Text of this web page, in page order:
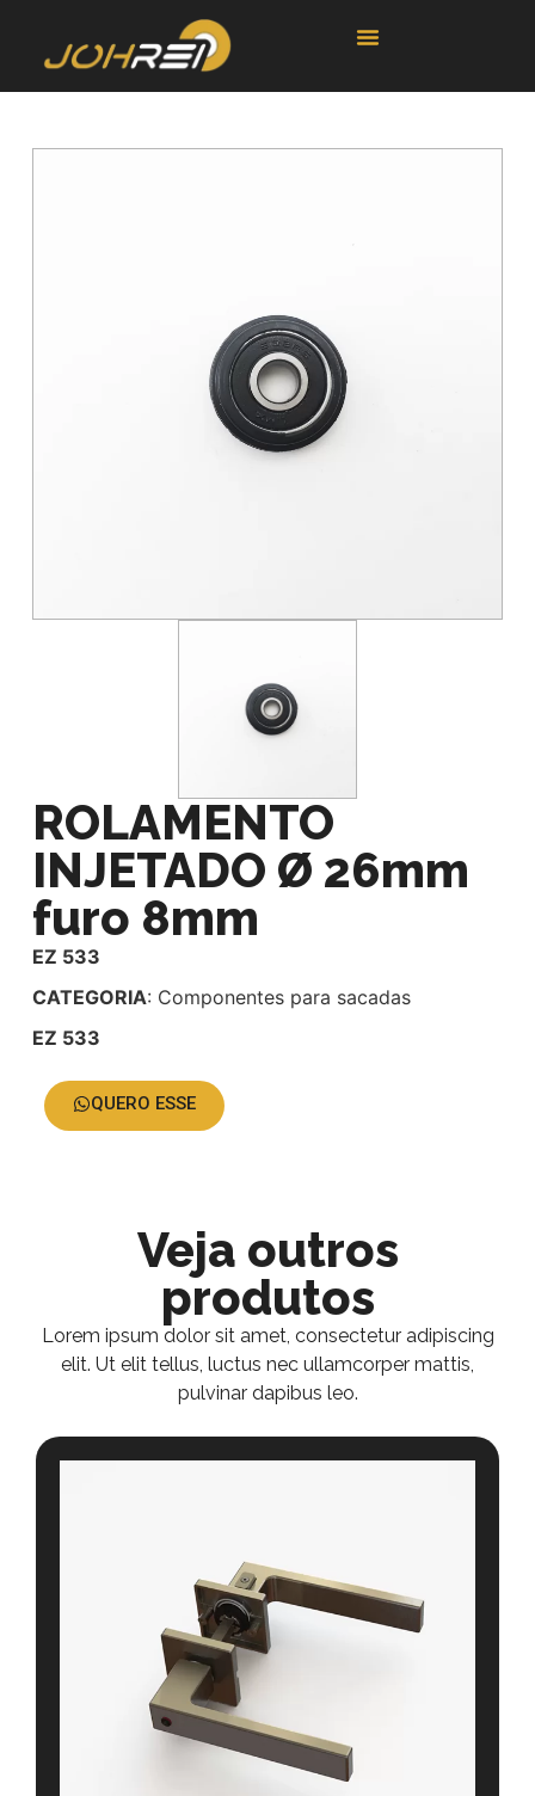
ROLAMENTO
INJETADO Ø 26mm
furo 8mm
EZ 533
CATEGORIA: Componentes para sacadas
EZ 533
QUERO ESSE
Veja outros
produtos
Lorem ipsum dolor sit amet, consectetur adipiscing
elit. Ut elit tellus, luctus nec ullamcorper mattis,
pulvinar dapibus leo.